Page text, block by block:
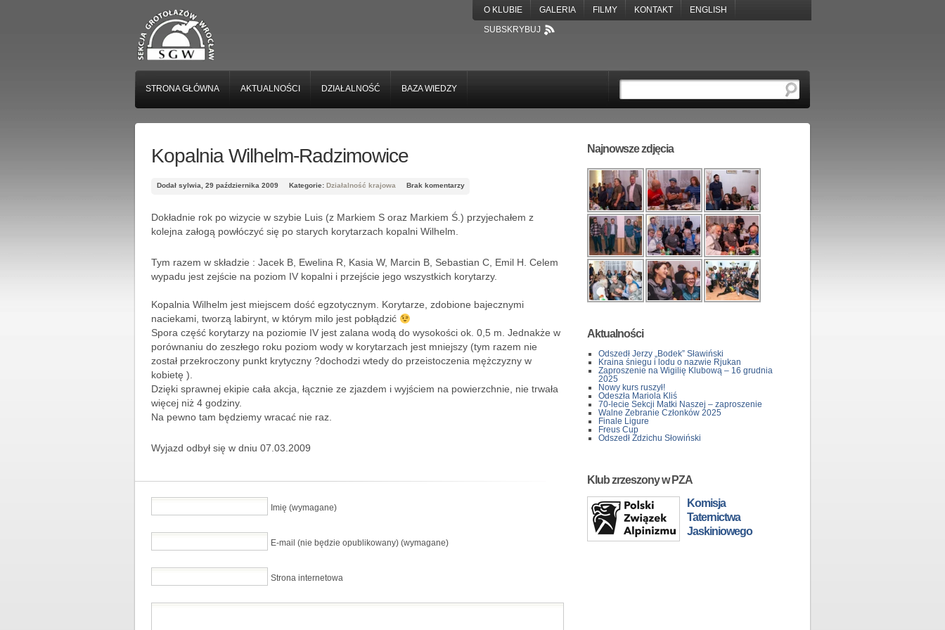
O KLUBIE GALERIA FILMY KONTAKT
ENGLISH
SUBSKRYBUJ
STRONA GŁÓWNA AKTUALNOŚCI DZIAŁALNOŚĆ BAZA WIEDZY
Kopalnia Wilhelm-Radzimowice
Dodał sylwia, 29 października 2009 Kategorie: Działalność krajowa Brak komentarzy
Dokładnie rok po wizycie w szybie Luis (z Markiem S oraz Markiem Ś.) przyjechałem z
kolejna załogą powłóczyć się po starych korytarzach kopalni Wilhelm.
Tym razem w składzie : Jacek B, Ewelina R, Kasia W, Marcin B, Sebastian C, Emil H. Celem
wypadu jest zejście na poziom IV kopalni i przejście jego wszystkich korytarzy.
Kopalnia Wilhelm jest miejscem dość egzotycznym. Korytarze, zdobione bajecznymi
naciekami, tworzą labirynt, w którym milo jest pobłądzić
Spora część korytarzy na poziomie IV jest zalana wodą do wysokości ok. 0,5 m. Jednakże w
porównaniu do zeszłego roku poziom wody w korytarzach jest mniejszy (tym razem nie
został przekroczony punkt krytyczny ?dochodzi wtedy do przeistoczenia mężczyzny w
kobietę ).
Dzięki sprawnej ekipie cała akcja, łącznie ze zjazdem i wyjściem na powierzchnie, nie trwała
więcej niż 4 godziny.
Na pewno tam będziemy wracać nie raz.
Wyjazd odbył się w dniu 07.03.2009
Imię (wymagane)
E-mail (nie będzie opublikowany) (wymagane)
Strona internetowa
Najnowsze zdjęcia
Aktualności
Odszedł Jerzy „Bodek” Sławiński
Kraina śniegu i lodu o nazwie Rjukan
Zaproszenie na Wigilię Klubową – 16 grudnia
2025
Nowy kurs ruszył!
Odeszła Mariola Kliś
70-lecie Sekcji Matki Naszej – zaproszenie
Walne Zebranie Członków 2025
Finale Ligure
Freus Cup
Odszedł Zdzichu Słowiński
Klub zrzeszony w PZA
Komisja
Taternictwa
Jaskiniowego